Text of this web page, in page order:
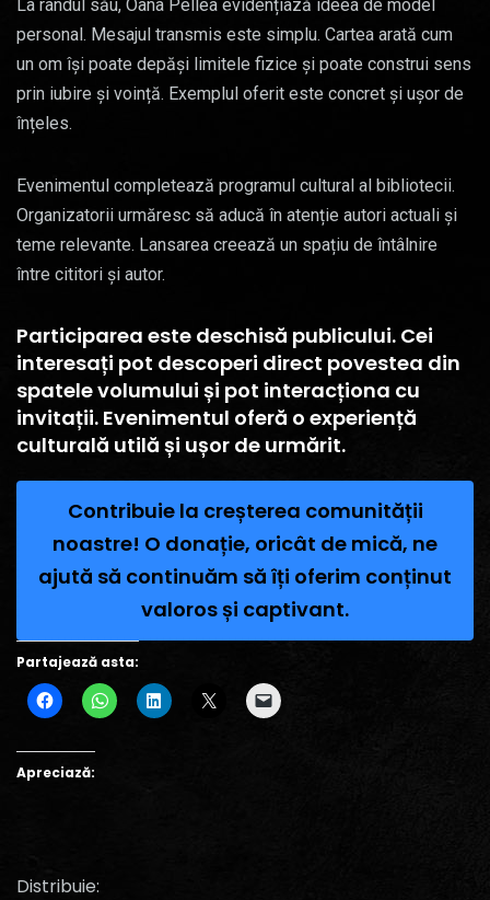
La rândul său, Oana Pellea evidențiază ideea de model
personal. Mesajul transmis este simplu. Cartea arată cum
un om își poate depăși limitele fizice și poate construi sens
prin iubire și voință. Exemplul oferit este concret și ușor de
înțeles.
Evenimentul completează programul cultural al bibliotecii.
Organizatorii urmăresc să aducă în atenție autori actuali și
teme relevante. Lansarea creează un spațiu de întâlnire
între cititori și autor.
Participarea este deschisă publicului. Cei
interesați pot descoperi direct povestea din
spatele volumului și pot interacționa cu
invitații. Evenimentul oferă o experiență
culturală utilă și ușor de urmărit.
Contribuie la creșterea comunității
noastre! O donație, oricât de mică, ne
ajută să continuăm să îți oferim conținut
valoros și captivant.
Partajează asta:
Apreciază:
Distribuie: